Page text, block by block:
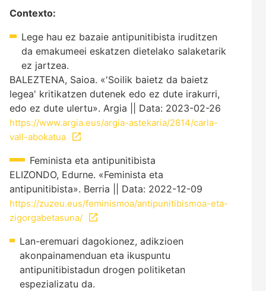
Contexto:
Lege hau ez bazaie antipunitibista iruditzen
da emakumeei eskatzen dietelako salaketarik
ez jartzea.
BALEZTENA, Saioa. «'Soilik baietz da baietz
legea' kritikatzen dutenek edo ez dute irakurri,
edo ez dute ulertu». Argia || Data: 2023-02-26
https://www.argia.eus/argia-astekaria/2814/carla-
vall-abokatua
Feminista eta antipunitibista
ELIZONDO, Edurne. «Feminista eta
antipunitibista». Berria || Data: 2022-12-09
https://zuzeu.eus/feminismoa/antipunitibismoa-eta-
zigorgabetasuna/
Lan-eremuari dagokionez, adikzioen
akonpainamenduan eta ikuspuntu
antipunitibistadun drogen politiketan
espezializatu da.